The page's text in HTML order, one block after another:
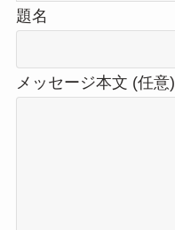
題名
メッセージ本文 (任意)